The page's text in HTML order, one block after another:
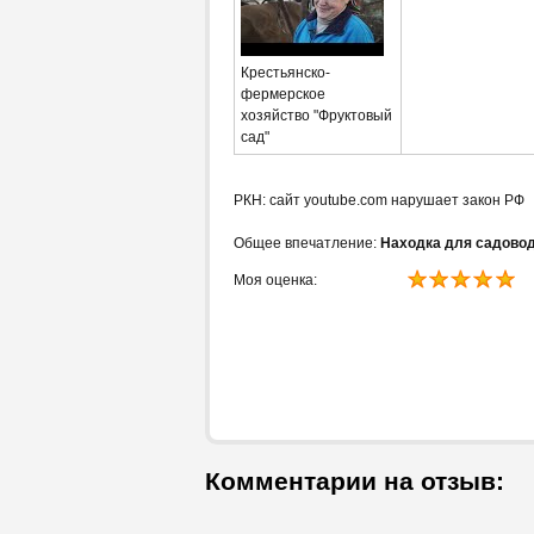
Крестьянско-
фермерское
хозяйство "Фруктовый
сад"
РКН: сайт youtube.com нарушает закон РФ
Общее впечатление: Находка для
Моя оценка:
Комментарии на отзыв: